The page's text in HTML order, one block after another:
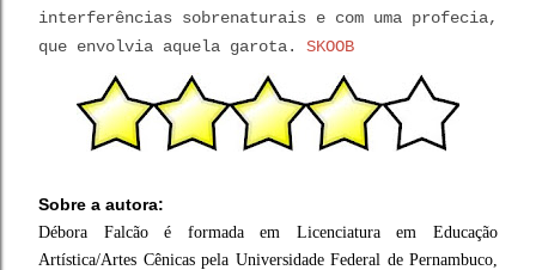
interferências sobrenaturais e com uma profecia,
que envolvia aquela garota. SKOOB
Sobre a autora:
Débora Falcão é formada em Licenciatura em Educação
Artística/Artes Cênicas pela Universidade Federal de Pernambuco,